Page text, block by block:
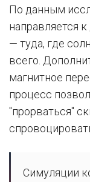
По данным
направляется
— туда, где
всего.
магнитное
процесс
"прорваться"
Симуляции